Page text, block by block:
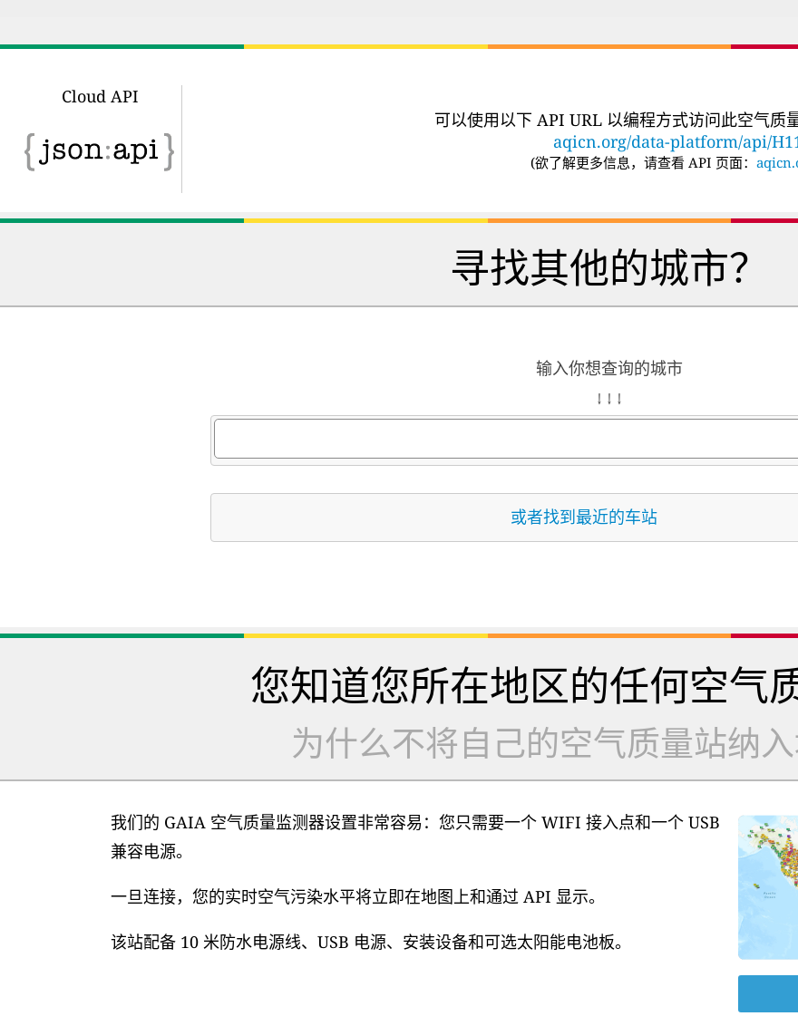
Cloud API
可以使用以下 API URL 以编程方式访问此空气质
aqicn.org/data-platform/api/
(欲了解更多信息，请查看 API 页面：
寻找其他的城市？
输入你想查询的城市
↓ ↓ ↓
或者找到最近的车站
您知道您所在地区的任何空气
为什么不将自己的空气质量站纳入
我们的 GAIA 空气质量监测器设置非常容易：您只需要一个 WIFI 接入点和一个 USB
兼容电源。
一旦连接，您的实时空气污染水平将立即在地图上和通过 API 显示。
该站配备 10 米防水电源线、USB 电源、安装设备和可选太阳能电池板。